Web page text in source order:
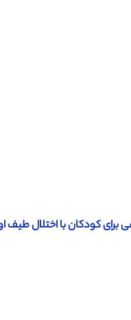
کودکان با اختلال طیف